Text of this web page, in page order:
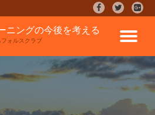
fa-
facebook
fa-
twitter
fa-
plus-
square
ナ
ビ
ゲ
ニングの今後を考える
ォルスクラブ